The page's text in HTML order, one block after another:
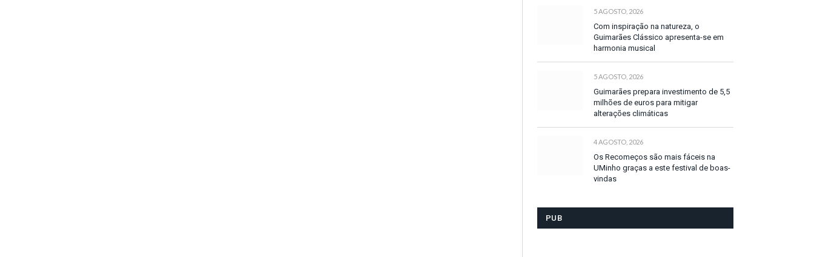
5 AGOSTO, 2026
Com inspiração na natureza, o
Guimarães Clássico apresenta-se em
harmonia musical
5 AGOSTO, 2026
Guimarães prepara investimento de 5,5
milhões de euros para mitigar
alterações climáticas
4 AGOSTO, 2026
Os Recomeços são mais fáceis na
UMinho graças a este festival de boas-
vindas
PUB